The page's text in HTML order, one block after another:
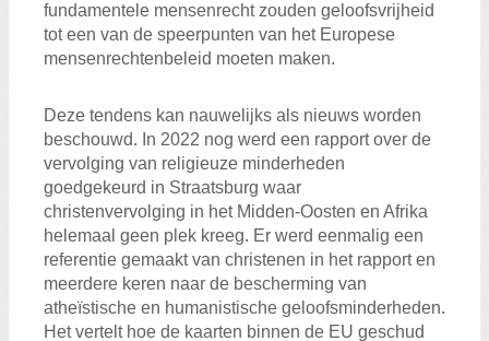
fundamentele mensenrecht zouden geloofsvrijheid
tot een van de speerpunten van het Europese
mensenrechtenbeleid moeten maken.
Deze tendens kan nauwelijks als nieuws worden
beschouwd. In 2022 nog werd een rapport over de
vervolging van religieuze minderheden
goedgekeurd in Straatsburg waar
christenvervolging in het Midden-Oosten en Afrika
helemaal geen plek kreeg. Er werd eenmalig een
referentie gemaakt van christenen in het rapport en
meerdere keren naar de bescherming van
atheïstische en humanistische geloofsminderheden.
Het vertelt hoe de kaarten binnen de EU geschud